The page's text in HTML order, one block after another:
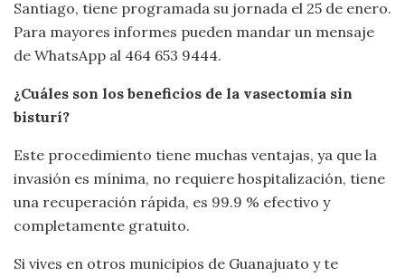
Santiago, tiene programada su jornada el 25 de enero.
Para mayores informes pueden mandar un mensaje
de WhatsApp al 464 653 9444.
¿Cuáles son los beneficios de la vasectomía sin
bisturí?
Este procedimiento tiene muchas ventajas, ya que la
invasión es mínima, no requiere hospitalización, tiene
una recuperación rápida, es 99.9 % efectivo y
completamente gratuito.
Si vives en otros municipios de Guanajuato y te